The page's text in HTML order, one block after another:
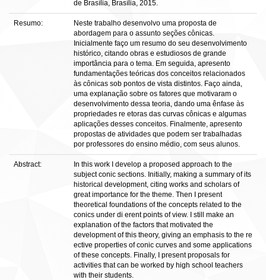
de Brasília, Brasília, 2015.
Resumo:
Neste trabalho desenvolvo uma proposta de
abordagem para o assunto seções cônicas.
Inicialmente faço um resumo do seu desenvolvimento
histórico, citando obras e estudiosos de grande
importância para o tema. Em seguida, apresento
fundamentações teóricas dos conceitos relacionados
às cônicas sob pontos de vista distintos. Faço ainda,
uma explanação sobre os fatores que motivaram o
desenvolvimento dessa teoria, dando uma ênfase às
propriedades re etoras das curvas cônicas e algumas
aplicações desses conceitos. Finalmente, apresento
propostas de atividades que podem ser trabalhadas
por professores do ensino médio, com seus alunos.
Abstract:
In this work I develop a proposed approach to the
subject conic sections. Initially, making a summary of its
historical development, citing works and scholars of
great importance for the theme. Then I present
theoretical foundations of the concepts related to the
conics under di erent points of view. I still make an
explanation of the factors that motivated the
development of this theory, giving an emphasis to the re
ective properties of conic curves and some applications
of these concepts. Finally, I present proposals for
activities that can be worked by high school teachers
with their students.